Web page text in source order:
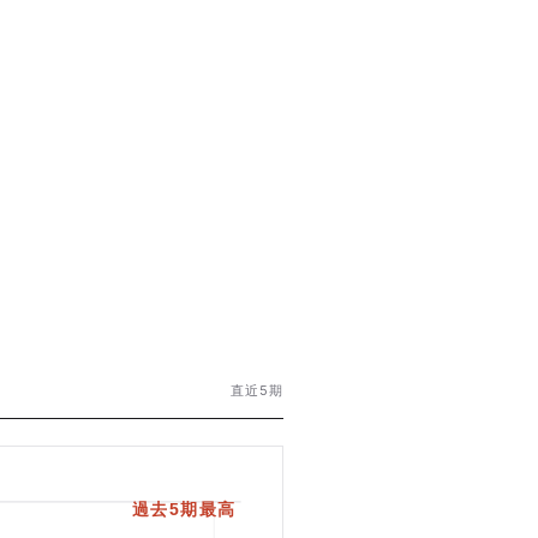
直近5期
過去5期最高